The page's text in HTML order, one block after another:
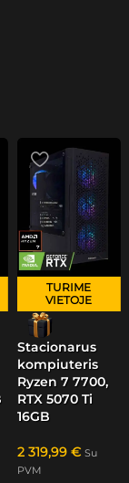
TURIME
VIETOJE
Stacionarus
kompiuteris
Ryzen 7 7700,
RTX 5070 Ti
16GB
2 319,99 € Su
PVM